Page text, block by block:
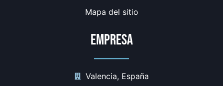
Mapa del sitio
Empresa
Valencia, España